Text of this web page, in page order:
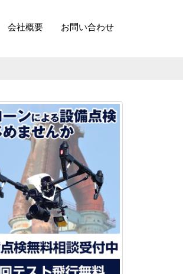
会社概要 お問い合わせ